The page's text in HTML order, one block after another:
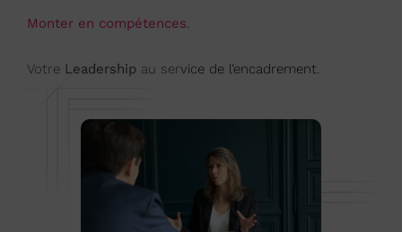
Monter en compétences.
Votre Leadership au service de l’encadrement.